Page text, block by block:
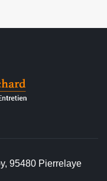
95480 Pierrelaye